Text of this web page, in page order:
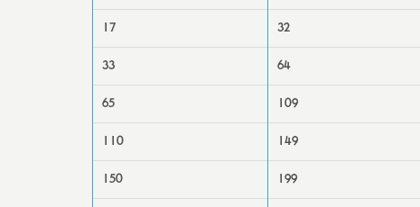
17 32
33 64
65 109
110 149
150 199